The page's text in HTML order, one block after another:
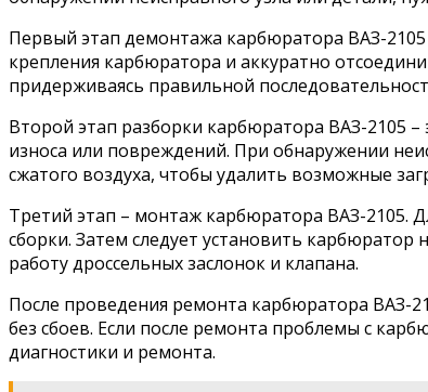
Первый этап демонтажа карбюратора ВАЗ-
крепления карбюратора и аккуратно
придерживаясь правильной
Второй этап разборки карбюратора ВАЗ-2105
износа или повреждений. При обнаружении
сжатого воздуха, чтобы удалить возможные
Третий этап – монтаж карбюратора ВАЗ-2105.
сборки. Затем следует установить
работу дроссельных заслонок и клапана.
После проведения ремонта карбюратора ВАЗ-
без сбоев. Если после ремонта проблемы с
диагностики и ремонта.